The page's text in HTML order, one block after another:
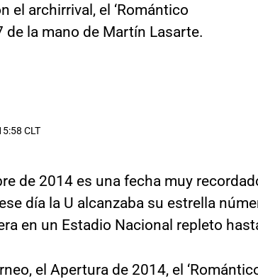
el archirrival, el ‘Romántico
de la mano de Martín Lasarte.
CLT
de 2014 es una fecha muy
día la U alcanzaba su estrella
en un Estadio Nacional repleto
el Apertura de 2014, el